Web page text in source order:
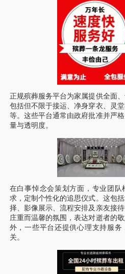
正规殡葬服务平台为家属提供全面、
包括但不限于接运、净身穿衣、灵
等。这些平台通常由政府批准并严
量与透明度。
在白事悼念会策划方面，专业团队
求，定制个性化的追思仪式。这包
择、影像展示、流程安排及亲友接
庄重而温馨的氛围，表达对逝者的
外，一些平台还提供心理支持服务
关。